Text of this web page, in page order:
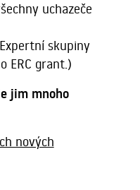
uchazeče
skupiny
ERC grant.)
jim mnoho
nových